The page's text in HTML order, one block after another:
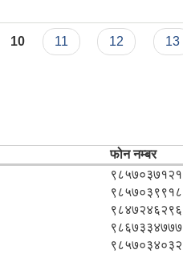
10 11 12 13
फोन नम्बर
९८५७०३७१२१
९८५७०३९९१८
९८४७२४६२९६
९८६७३३४७७७
९८५७०३४०३२